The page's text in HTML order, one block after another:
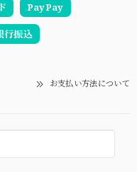
PayPay
行振込
お支払い方法について